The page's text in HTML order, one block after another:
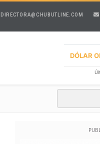
DIRECTORA@CHUBUTLINE.COM
DÓLAR